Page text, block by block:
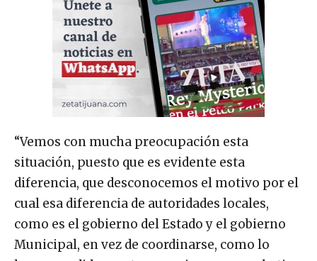
“Vemos con mucha preocupación esta
situación, puesto que es evidente esta
diferencia, que desconocemos el motivo por el
cual esa diferencia de autoridades locales,
como es el gobierno del Estado y el gobierno
Municipal, en vez de coordinarse, como lo